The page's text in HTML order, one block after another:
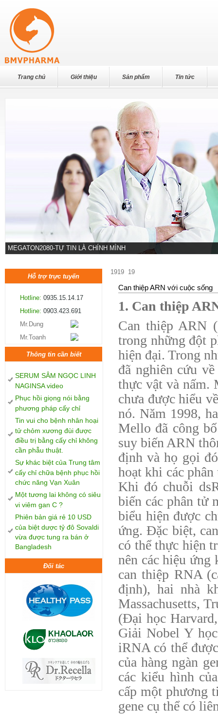
Trang chủ Giới thiệu Sản phẩm Tin tức
Bạch mã vạn xuân
1919
Hỗ trợ trực tuyến
Hotline: 0935.15.14.17
Hotline: 0903.423.691
Mr.Dung
Mr.Toanh
Thông tin cần biết
SERUM SÂM NGỌC LINH
NAGINSA video
Phục hồi giọng nói bằng
phương pháp cấy chỉ
Tin vui cho bệnh nhân hoại
tử chỏm xương đùi được
điều trị bằng cấy chỉ không
cần phẫu thuật.
Sự khác biệt của Trung tâm
cấy chỉ chữa bệnh phục hồi
chức năng Vạn Xuân
Một tương lai không có siêu
vi viêm gan C ?
Phiên bản giá rẻ 10 USD
của biệt dược tỷ đô Sovaldi
vừa được tung ra bán ở
Bangladesh
Đối tác
19
Can thiệp ARN với cuộc sống
1. Can thiệp
Can thiệp ARN
trong những đột
hiện đại. Trong
đã nghiên cứu
thực vật và nấm.
chưa được hiểu
nó. Năm 1998,
Mello đã công
suy biến ARN
định và họ gọi
hoạt khi các
Khi đó chuỗi
biến các phân tử
biểu hiện được
ứng. Đặc biệt,
có thể thực hiện
nên các hiệu ứng
can thiệp RNA
định), hai nhà
Massachusetts,
(Đại học
Giải Nobel Y
iRNA có thể
của hàng ngàn
các kiểu hình
cấp một phương
gene cụ thể có